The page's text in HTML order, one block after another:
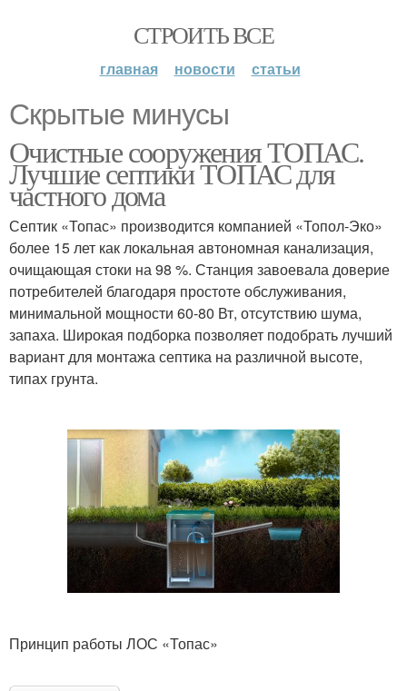
СТРОИТЬ ВСЕ
главная новости статьи
Скрытые минусы
Очистные сооружения ТОПАС.
Лучшие септики ТОПАС для
частного дома
Септик «Топас» производится компанией «Топол-Эко»
более 15 лет как локальная автономная канализация,
очищающая стоки на 98 %. Станция завоевала доверие
потребителей благодаря простоте обслуживания,
минимальной мощности 60-80 Вт, отсутствию шума,
запаха. Широкая подборка позволяет подобрать лучший
вариант для монтажа септика на различной высоте,
типах грунта.
Принцип работы ЛОС «Топас»